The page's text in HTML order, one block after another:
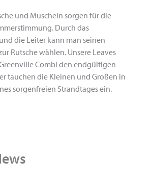
und Muscheln sorgen für die
Durch das
die Leiter kann man seinen
Rutsche wählen. Unsere Leaves
Combi den endgültigen
tauchen die Kleinen und Großen in
sorgenfreien Strandtages ein.